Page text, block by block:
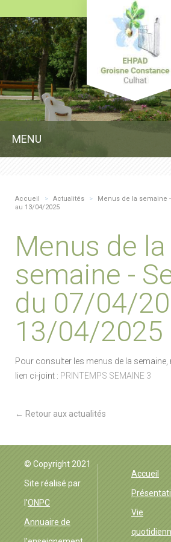
MENU
Accueil > Actualités >
Menus de la semaine
au 13/04/2025
Menus de la
semaine -
du 07/04/
13/04/2025
Pour consulter les menus de la semaine,
lien ci-joint : PRINTEMPS SEMAINE 3
← Retour aux actualités
© Copyright 2021
Site réalisé par
l'ONPC
Annuaire de
Accueil
Vie